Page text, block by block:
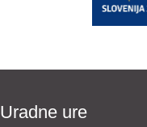
Uradne ure